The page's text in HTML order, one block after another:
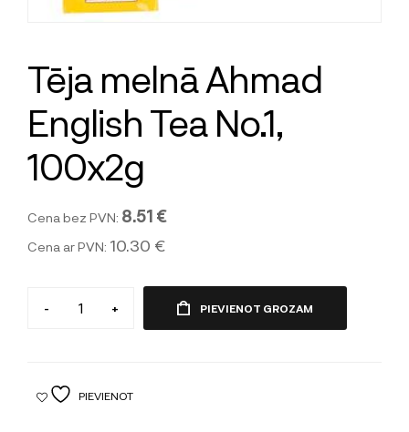
Tēja melnā Ahmad
English Tea No.1,
100x2g
Cena bez PVN: 8.51 €
Cena ar PVN: 10.30 €
- + PIEVIENOT GROZAM
PIEVIENOT